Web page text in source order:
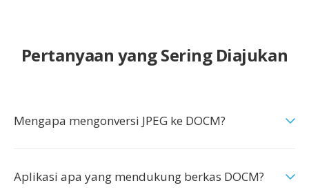
Pertanyaan yang Sering Diajukan
Mengapa mengonversi JPEG ke DOCM?
Aplikasi apa yang mendukung berkas DOCM?